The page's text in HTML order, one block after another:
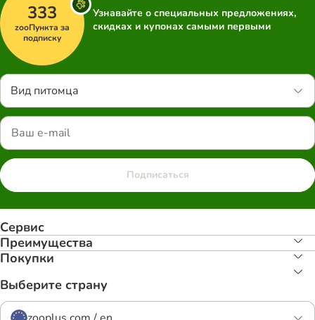
333
zooПункта за
подписку
Узнавайте о специальных предложениях,
скидках и купонах самыми первыми
Вид питомца
Подписаться
Сервис
Преимуществa
Покупки
Выберите страну